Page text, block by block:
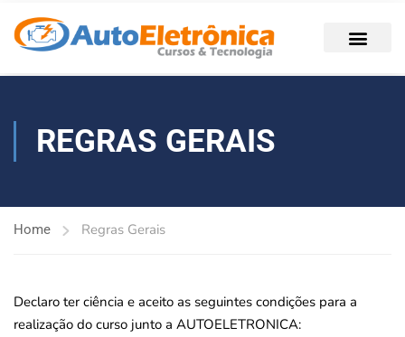
REGRAS GERAIS
Home Regras Gerais
Declaro ter ciência e aceito as seguintes condições para a
realização do curso junto a AUTOELETRONICA: